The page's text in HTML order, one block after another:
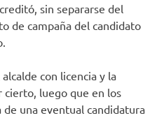
sin separarse del
de campaña del candidato
con licencia y la
cierto, luego que en los
una eventual candidatura